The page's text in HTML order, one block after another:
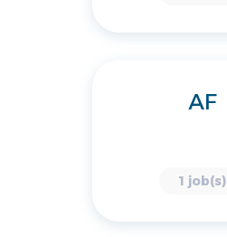
AF
1 job(s)